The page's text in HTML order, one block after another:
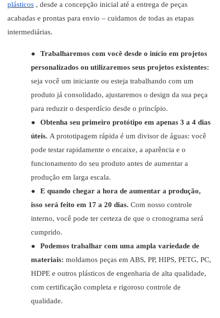
plásticos , desde a concepção inicial até a entrega de peças
acabadas e prontas para envio – cuidamos de todas as etapas
intermediárias.
●
Trabalharemos com você desde o início em projetos
personalizados ou utilizaremos seus projetos existentes:
seja você um iniciante ou esteja trabalhando com um
produto já consolidado, ajustaremos o design da sua peça
para reduzir o desperdício desde o princípio.
●
Obtenha seu primeiro protótipo em apenas 3 a 4 dias
úteis. A prototipagem rápida é um divisor de águas: você
pode testar rapidamente o encaixe, a aparência e o
funcionamento do seu produto antes de aumentar a
produção em larga escala.
●
E quando chegar a hora de aumentar a produção,
isso será feito em 17 a 20 dias. Com nosso controle
interno, você pode ter certeza de que o cronograma será
cumprido.
●
Podemos trabalhar com uma ampla variedade de
materiais: moldamos peças em ABS, PP, HIPS, PETG, PC,
HDPE e outros plásticos de engenharia de alta qualidade,
com certificação completa e rigoroso controle de
qualidade.